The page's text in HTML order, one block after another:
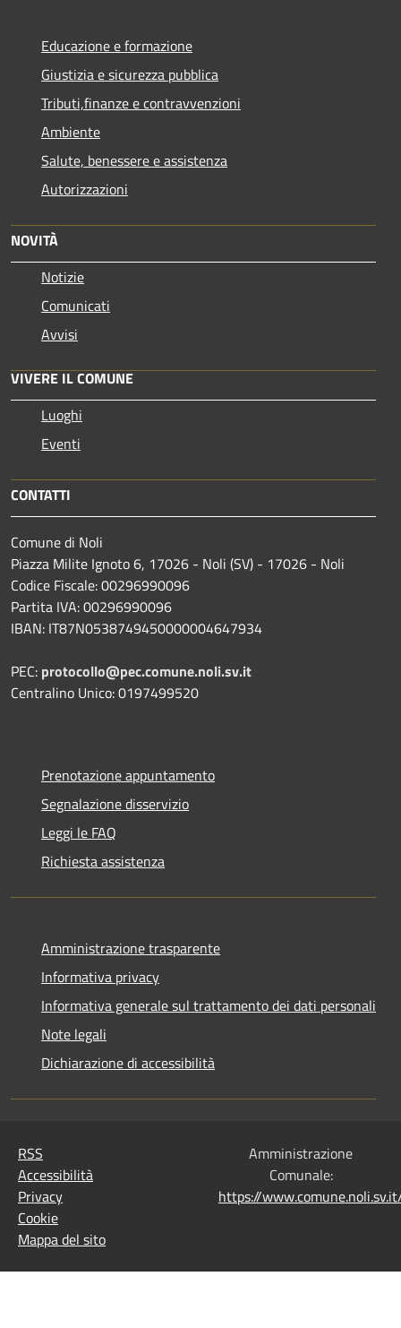
Educazione e formazione
Giustizia e sicurezza pubblica
Tributi,finanze e contravvenzioni
Ambiente
Salute, benessere e assistenza
Autorizzazioni
NOVITÀ
Notizie
Comunicati
Avvisi
VIVERE IL COMUNE
Luoghi
Eventi
CONTATTI
Comune di Noli
Piazza Milite Ignoto 6, 17026 - Noli (SV) - 17026 - Noli
Codice Fiscale: 00296990096
Partita IVA: 00296990096
IBAN: IT87N0538749450000004647934
PEC: protocollo@pec.comune.noli.sv.it
Centralino Unico: 0197499520
Prenotazione appuntamento
Segnalazione disservizio
Leggi le FAQ
Richiesta assistenza
Amministrazione trasparente
Informativa privacy
Informativa generale sul trattamento dei dati personali
Note legali
Dichiarazione di accessibilità
RSS
Accessibilità
Privacy
Cookie
Mappa del sito
Amministrazione
Comunale:
https://